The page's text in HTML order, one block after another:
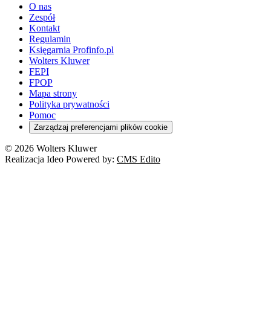
O nas
Zespół
Kontakt
Regulamin
Księgarnia Profinfo.pl
Wolters Kluwer
FEPI
FPOP
Mapa strony
Polityka prywatności
Pomoc
Zarządzaj preferencjami plików cookie
© 2026 Wolters Kluwer
Realizacja Ideo Powered by: CMS Edito